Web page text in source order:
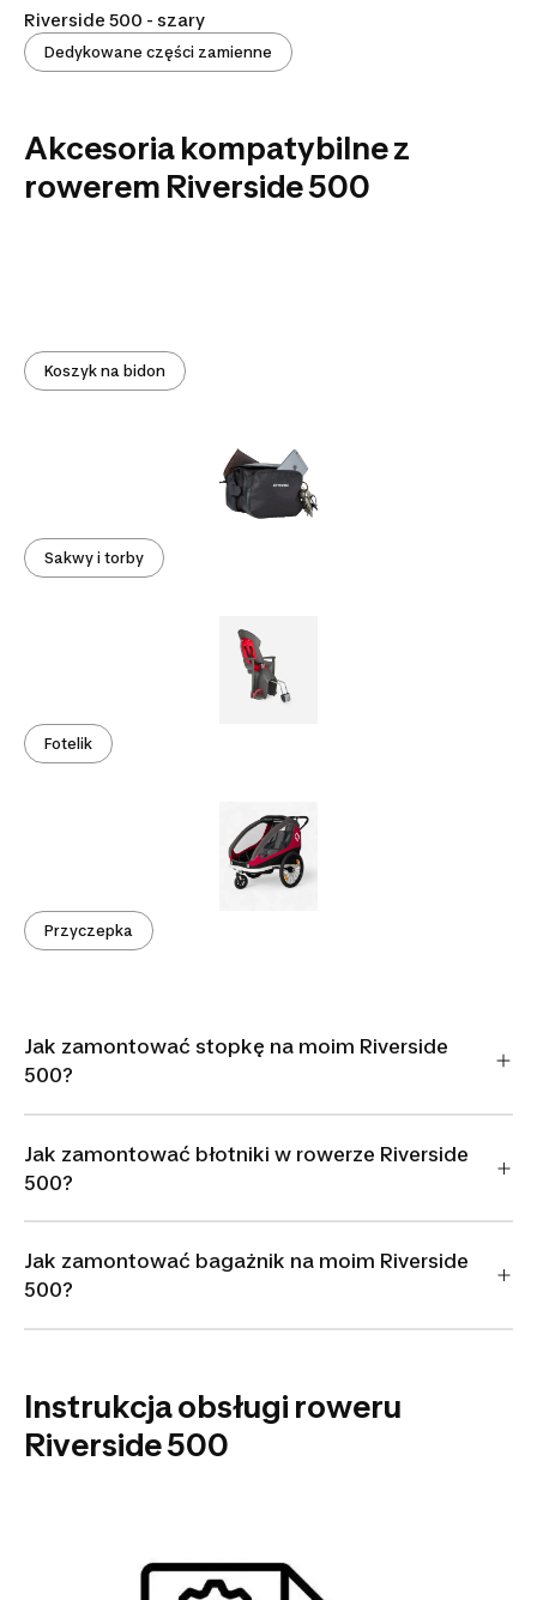
Riverside 500 - szary
Dedykowane części zamienne
Akcesoria kompatybilne z
rowerem Riverside 500
Koszyk na bidon
Sakwy i torby
Fotelik
Przyczepka
Jak zamontować stopkę na moim Riverside
500?
Jak zamontować błotniki w rowerze Riverside
500?
Jak zamontować bagażnik na moim Riverside
500?
Instrukcja obsługi roweru
Riverside 500